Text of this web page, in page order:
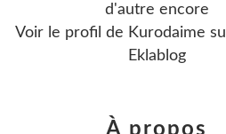
d'autre encore
Voir le profil de Kurodaime
Eklablog
À propos